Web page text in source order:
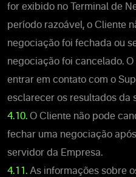
for exibido no Terminal de
período razoável, o Cliente
negociação foi fechada ou
negociação foi cancelado.
entrar em contato com o
esclarecer os resultados da
4.10. O Cliente não pode
fechar uma negociação
servidor da Empresa.
4.11. As informações sobre